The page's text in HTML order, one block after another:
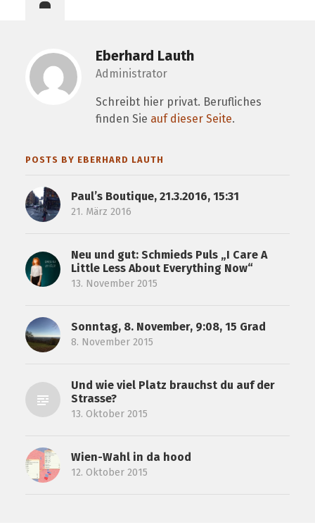
Eberhard Lauth
Administrator
Schreibt hier privat. Berufliches
finden Sie auf dieser Seite.
POSTS BY EBERHARD LAUTH
Paul’s Boutique, 21.3.2016, 15:31
21. März 2016
Neu und gut: Schmieds Puls „I Care A
Little Less About Everything Now“
13. November 2015
Sonntag, 8. November, 9:08, 15 Grad
8. November 2015
Und wie viel Platz brauchst du auf der
Strasse?
13. Oktober 2015
Wien-Wahl in da hood
12. Oktober 2015